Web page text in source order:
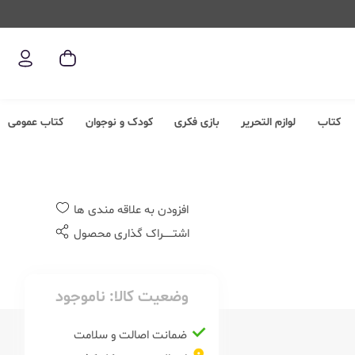
کتاب لوازم التحریر بازی فکری کودک و نوجوان کتاب عمومی
افزودن به علاقه مندی ها
اشتــــــراک گذاری محصول
وضعیت کالا: ناموجود
ضمانت اصالت و سلامت